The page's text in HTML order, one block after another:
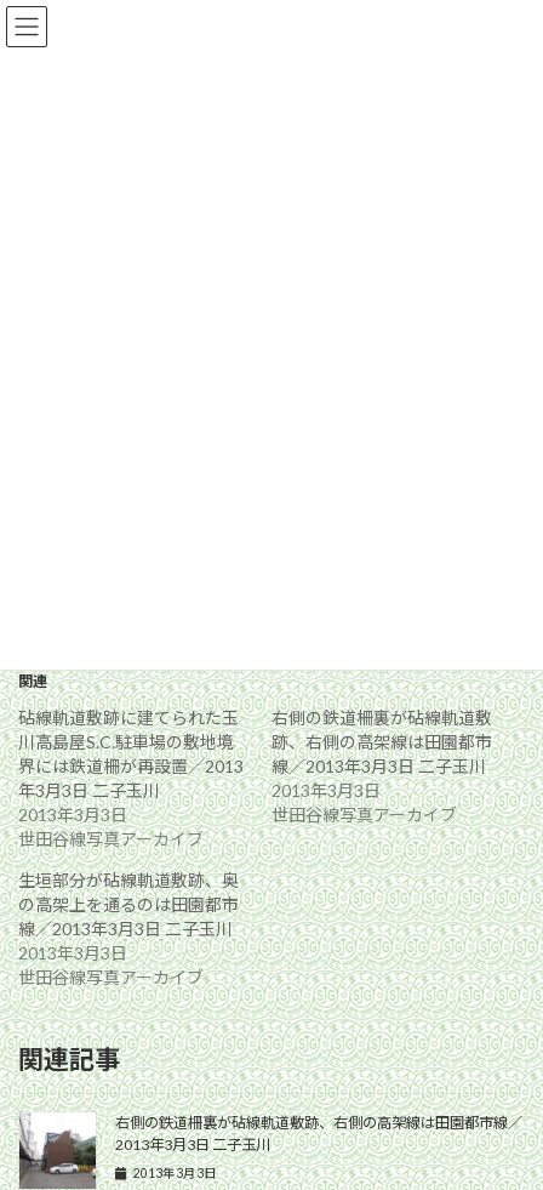
コ
ン
ナ
ビ
関連
砧線軌道敷跡に建てられた玉
川高島屋S.C.駐車場の敷地境
界には鉄道柵が再設置／2013
年3月3日 二子玉川
2013年3月3日
世田谷線写真アーカイブ
右側の鉄道柵裏が砧線軌道敷
跡、右側の高架線は田園都市
線／2013年3月3日 二子玉川
2013年3月3日
世田谷線写真アーカイブ
生垣部分が砧線軌道敷跡、奥
の高架上を通るのは田園都市
線／2013年3月3日 二子玉川
2013年3月3日
世田谷線写真アーカイブ
関連記事
右側の鉄道柵裏が砧線軌道敷跡、右側の高架線は田園都市線／
2013年3月3日 二子玉川
2013年3月3日